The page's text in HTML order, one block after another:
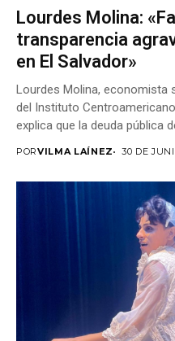
Lourdes Molina:
transparencia
en El Salvador»
Lourdes Molina, economista
del Instituto
explica que la deuda pública
PORVILMA LAÍNEZ 30 DE